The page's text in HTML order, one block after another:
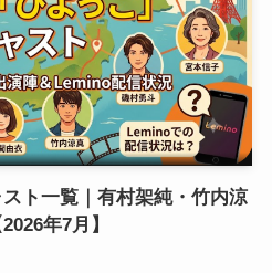
ト一覧｜有村架純・竹内涼
年7月】